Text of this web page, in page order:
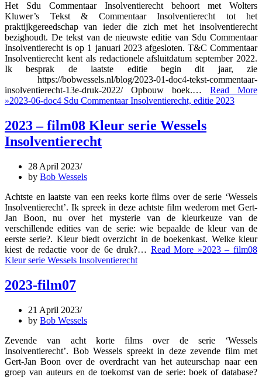
Het Sdu Commentaar Insolventierecht behoort met Wolters
Kluwer’s Tekst & Commentaar Insolventierecht tot het
praktijkgereedschap van ieder die zich met het insolventierecht
bezighoudt. De tekst van de nieuwste editie van Sdu Commentaar
Insolventierecht is op 1 januari 2023 afgesloten. T&C Commentaar
Insolventierecht kent als redactionele afsluitdatum september 2022.
Ik besprak de laatste editie begin dit jaar, zie
https://bobwessels.nl/blog/2023-01-doc4-tekst-commentaar-
insolventierecht-13e-druk-2022/ Opbouw boek.… Read More
»2023-06-doc4 Sdu Commentaar Insolventierecht, editie 2023
2023 – film08 Kleur serie Wessels
Insolventierecht
28 April 2023
by Bob Wessels
Achtste en laatste van een reeks korte films over de serie ‘Wessels
Insolventierecht’. Ik spreek in deze achtste film wederom met Gert-
Jan Boon, nu over het mysterie van de kleurkeuze van de
verschillende edities van de serie: wie bepaalde de kleur van de
eerste serie?. Kleur biedt overzicht in de boekenkast. Welke kleur
kiest de redactie voor de 6e druk?… Read More »2023 – film08
Kleur serie Wessels Insolventierecht
2023-film07
21 April 2023
by Bob Wessels
Zevende van acht korte films over de serie ‘Wessels
Insolventierecht’. Bob Wessels spreekt in deze zevende film met
Gert-Jan Boon over de overdracht van het auteurschap naar een
groep van auteurs en de toekomst van de serie: boek of database?